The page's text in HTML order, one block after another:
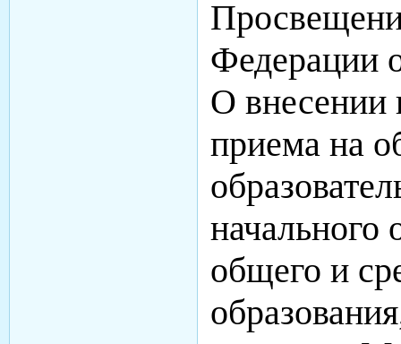
Федерации
О внесении
приема на
начального
общего и